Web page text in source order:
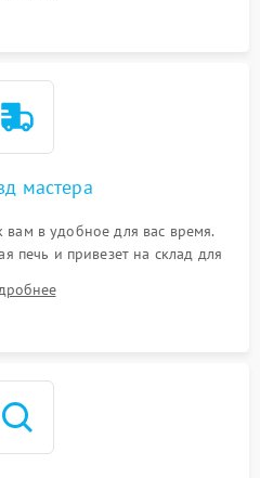
мастера
вам в удобное для вас время.
печь и привезет на склад для